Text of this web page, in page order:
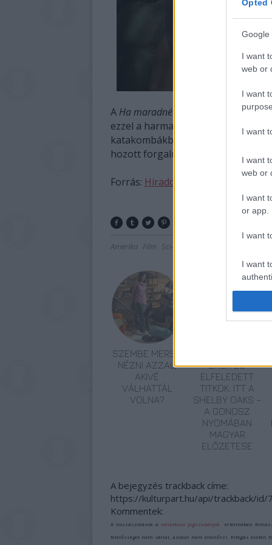
Opted
Google
I want
web or
I want
I want
I want
web or
I want
or app.
I want
I want
A Ha maradnék
című dráma 9,3
ezzel a harmadik helyet szerezte
katakombákban játszódó horror
hozott forgalmazása első
Forrás: Hirado.hu
Amerika Film Sci-fi
SZEMBE MERSZ
NÉZNI AZZAL,
AKIVÉ
VÁLHATTÁL
VOLNA?
ERŐK ÉS
ELFELEDETT
TITKOK: ITT A
SHELBY OAKS –
A GONOSZ
NYOMÁBAN
MAGYAR
ELŐZETESE
A bejegyzés trackback címe:
https://kulturpart.hu/api/trackback/id/
Kommentek:
A hozzászólások avonatkozó jogszabályok értelmében
felelősséget nem vállal, azokat nem ellenőrzi. Kifogás esetén